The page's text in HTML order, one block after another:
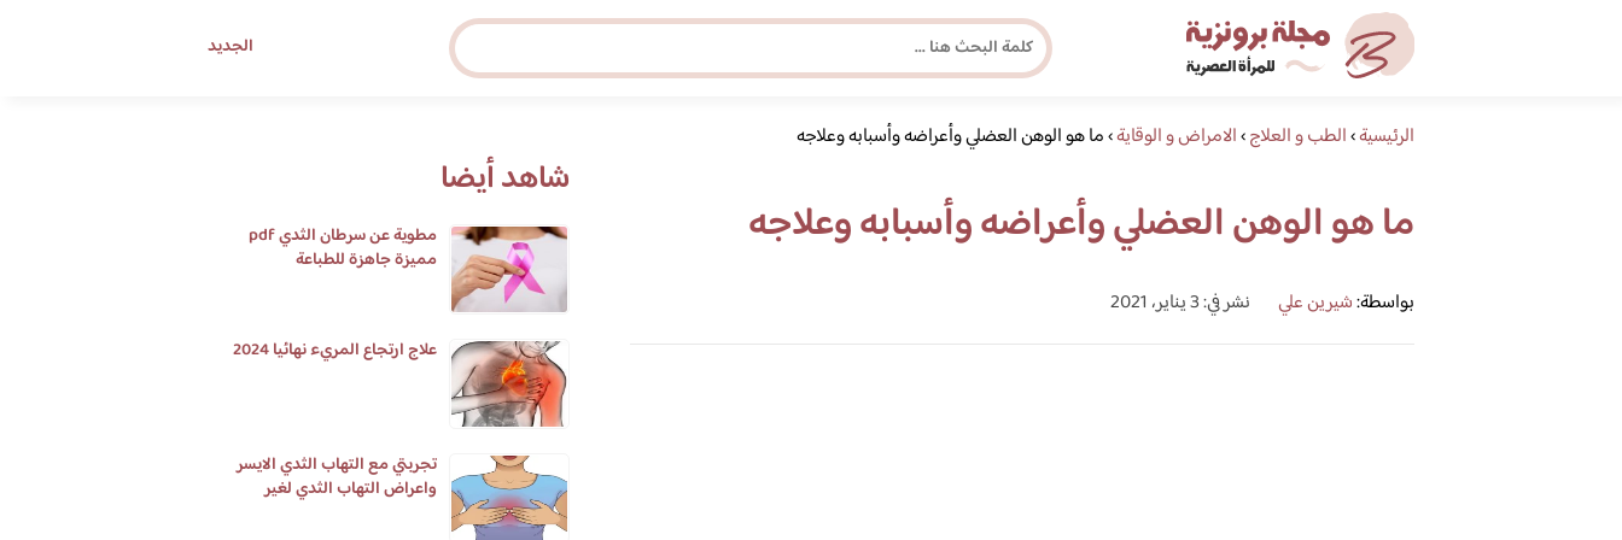
الجديد
مجلة برونزية للفتاة العصرية
ابحث عن أي موضوع يهمك
الرئيسية›الطب و العلاج›الامراض و الوقاية›ما هو الوهن العضلي وأعراضه وأسبابه وعلاجه
ما هو الوهن العضلي وأعراضه وأسبابه وعلاجه
بواسطة:شيرين علي نشر في: 3 يناير، 2021
شاهد أيضا
مطوية عن سرطان الثدي pdf
مميزة جاهزة للطباعة
علاج ارتجاع المريء نهائيا 2024
تجربتي مع التهاب الثدي الايسر
واعراض التهاب الثدي لغير